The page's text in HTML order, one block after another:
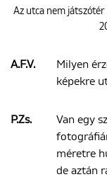
Az utca nem
A.F.V.
Milyen
képekre
P.Zs.
Van egy
méretre
de aztán